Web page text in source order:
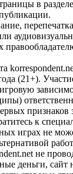
в
(21+).
признаков
к
играх не
не
деньги, сайт